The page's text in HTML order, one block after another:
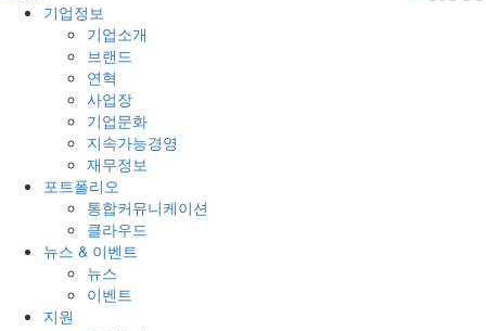
기업정보
기업소개
브랜드
연혁
사업장
기업문화
지속가능경영
재무정보
포트폴리오
통합커뮤니케이션
클라우드
뉴스 & 이벤트
뉴스
이벤트
지원